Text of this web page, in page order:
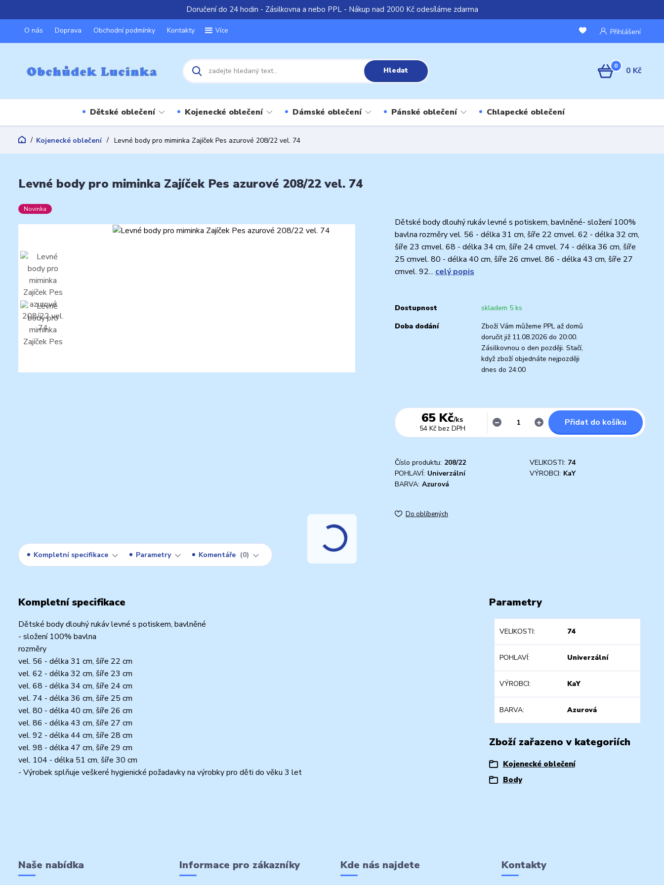
Doručení do 24 hodin - Zásilkovna a nebo PPL - Nákup nad 2000 Kč odesíláme zdarma
O nás Doprava Obchodní podmínky Kontakty Více Přihlášení
Hledat 0 0 Kč
Dětské oblečení Kojenecké oblečení Dámské oblečení Pánské oblečení Chlapecké oblečení
Kojenecké oblečení Levné body pro miminka Zajíček Pes azurové 208/22 vel. 74
Levné body pro miminka Zajíček Pes azurové 208/22 vel. 74
Novinka
Dětské body dlouhý rukáv levné s potiskem, bavlněné- složení 100%
bavlna rozměry vel. 56 - délka 31 cm, šíře 22 cmvel. 62 - délka 32 cm,
šíře 23 cmvel. 68 - délka 34 cm, šíře 24 cmvel. 74 - délka 36 cm, šíře
25 cmvel. 80 - délka 40 cm, šíře 26 cmvel. 86 - délka 43 cm, šíře 27
cmvel. 92... celý popis
Dostupnost
skladem 5 ks
Doba dodání
Zboží Vám můžeme PPL až domů
doručit již 11.08.2026 do 20:00.
Zásilkovnou o den později. Stačí,
když zboží objednáte nejpozději
dnes do 24:00
65 Kč/ks
54 Kč bez DPH
Přidat do košíku
Číslo produktu: 208/22 VELIKOSTI: 74
POHLAVÍ: Univerzální VÝROBCI: KaY
BARVA: Azurová
Do oblíbených
Kompletní specifikace Parametry Komentáře 0
Kompletní specifikace
Dětské body dlouhý rukáv levné s potiskem, bavlněné
- složení 100% bavlna
rozměry
vel. 56 - délka 31 cm, šíře 22 cm
vel. 62 - délka 32 cm, šíře 23 cm
vel. 68 - délka 34 cm, šíře 24 cm
vel. 74 - délka 36 cm, šíře 25 cm
vel. 80 - délka 40 cm, šíře 26 cm
vel. 86 - délka 43 cm, šíře 27 cm
vel. 92 - délka 44 cm, šíře 28 cm
vel. 98 - délka 47 cm, šíře 29 cm
vel. 104 - délka 51 cm, šíře 30 cm
- Výrobek splňuje veškeré hygienické požadavky na výrobky pro děti do věku 3 let
Parametry
VELIKOSTI 74
POHLAVÍ Univerzální
VÝROBCI KaY
BARVA Azurová
Zboží zařazeno v kategoriích
Kojenecké oblečení
Body
Naše nabídka Informace pro zákazníky Kde nás najdete Kontakty